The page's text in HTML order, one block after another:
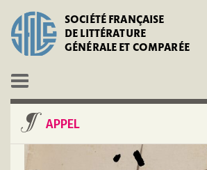
SOCIÉTÉ FRANÇAISE
DE LITTÉRATURE
GÉNÉRALE ET COMPARÉE
APPEL